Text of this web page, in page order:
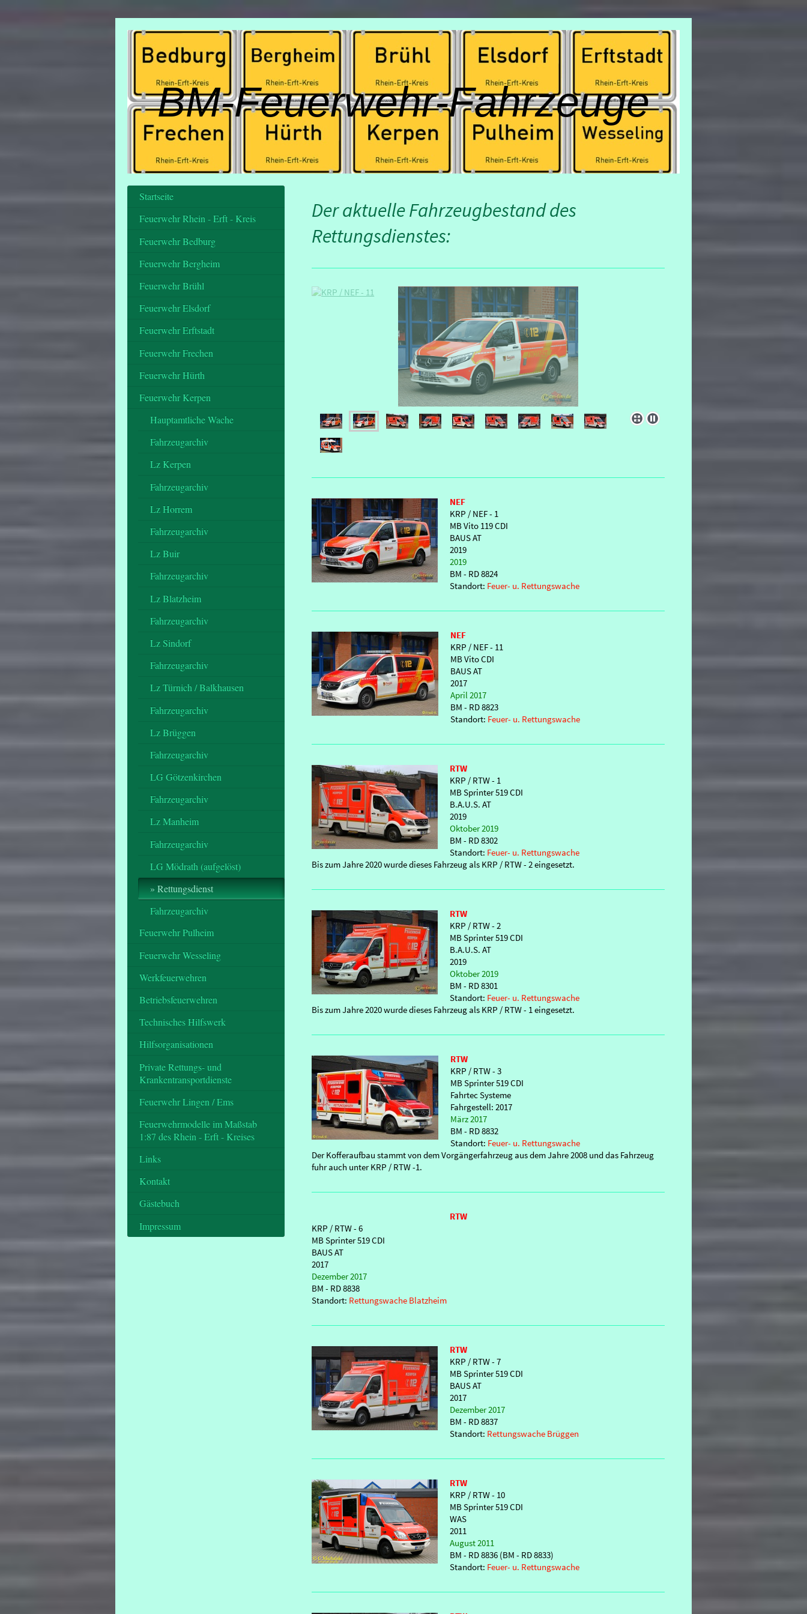
BM-Feuerwehr-Fahrzeuge
Der aktuelle Fahrzeugbestand des
Rettungsdienstes:
NEF
KRP / NEF - 1
MB Vito 119 CDI
BAUS AT
2019
2019
BM - RD 8824
Standort: Feuer- u. Rettungswache
NEF
KRP / NEF - 11
MB Vito CDI
BAUS AT
2017
April 2017
BM - RD 8823
Standort: Feuer- u. Rettungswache
RTW
KRP / RTW - 1
MB Sprinter 519 CDI
B.A.U.S. AT
2019
Oktober 2019
BM - RD 8302
Standort: Feuer- u. Rettungswache
Bis zum Jahre 2020 wurde dieses Fahrzeug als KRP / RTW - 2 eingesetzt.
RTW
KRP / RTW - 2
MB Sprinter 519 CDI
B.A.U.S. AT
2019
Oktober 2019
BM - RD 8301
Standort: Feuer- u. Rettungswache
Bis zum Jahre 2020 wurde dieses Fahrzeug als KRP / RTW - 1 eingesetzt.
RTW
KRP / RTW - 3
MB Sprinter 519 CDI
Fahrtec Systeme
Fahrgestell: 2017
März 2017
BM - RD 8832
Standort: Feuer- u. Rettungswache
Der Kofferaufbau stammt von dem Vorgängerfahrzeug aus dem Jahre 2008 und das Fahrzeug
fuhr auch unter KRP / RTW -1.
RTW
KRP / RTW - 6
MB Sprinter 519 CDI
BAUS AT
2017
Dezember 2017
BM - RD 8838
Standort: Rettungswache Blatzheim
RTW
KRP / RTW - 7
MB Sprinter 519 CDI
BAUS AT
2017
Dezember 2017
BM - RD 8837
Standort: Rettungswache Brüggen
RTW
KRP / RTW - 10
MB Sprinter 519 CDI
WAS
2011
August 2011
BM - RD 8836 (BM - RD 8833)
Standort: Feuer- u. Rettungswache
Startseite
Feuerwehr Rhein - Erft - Kreis
Feuerwehr Bedburg
Feuerwehr Bergheim
Feuerwehr Brühl
Feuerwehr Elsdorf
Feuerwehr Erftstadt
Feuerwehr Frechen
Feuerwehr Hürth
Feuerwehr Kerpen
Hauptamtliche Wache
Fahrzeugarchiv
Lz Kerpen
Fahrzeugarchiv
Lz Horrem
Fahrzeugarchiv
Lz Buir
Fahrzeugarchiv
Lz Blatzheim
Fahrzeugarchiv
Lz Sindorf
Fahrzeugarchiv
Lz Türnich / Balkhausen
Fahrzeugarchiv
Lz Brüggen
Fahrzeugarchiv
LG Götzenkirchen
Fahrzeugarchiv
Lz Manheim
Fahrzeugarchiv
LG Mödrath (aufgelöst)
Rettungsdienst
Fahrzeugarchiv
Feuerwehr Pulheim
Feuerwehr Wesseling
Werkfeuerwehren
Betriebsfeuerwehren
Technisches Hilfswerk
Hilfsorganisationen
Private Rettungs- und
Krankentransportdienste
Feuerwehr Lingen / Ems
Feuerwehrmodelle im Maßstab
1:87 des Rhein - Erft - Kreises
Links
Kontakt
Gästebuch
Impressum